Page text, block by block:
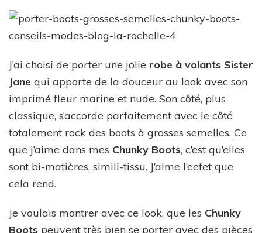
J’ai choisi de porter une jolie robe à volants Sister
Jane qui apporte de la douceur au look avec son
imprimé fleur marine et nude. Son côté, plus
classique, s’accorde parfaitement avec le côté
totalement rock des boots à grosses semelles. Ce
que j’aime dans mes Chunky Boots, c’est qu’elles
sont bi-matières, simili-tissu. J’aime l’eefet que
cela rend.
Je voulais montrer avec ce look, que les Chunky
Boots peuvent très bien se porter avec des pièces